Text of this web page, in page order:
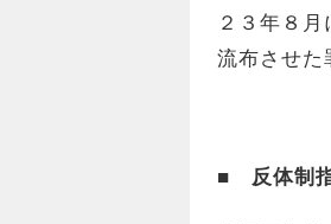
２３年８
流布させた
■ 反体制指